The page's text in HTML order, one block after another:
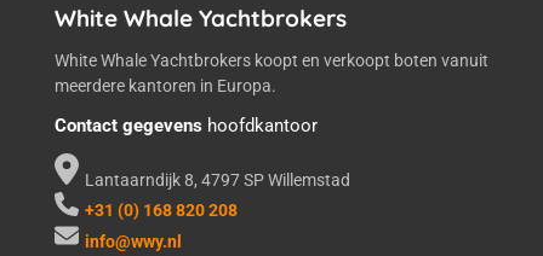
White Whale Yachtbrokers
White Whale Yachtbrokers koopt en verkoopt boten vanuit
meerdere kantoren in Europa.
Contact gegevens hoofdkantoor
Lantaarndijk 8, 4797 SP Willemstad
+31 (0) 168 820 208
info@wwy.nl